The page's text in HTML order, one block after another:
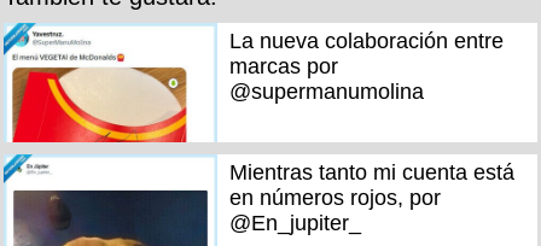
La nueva colaboración entre
marcas por
@supermanumolina
Mientras tanto mi cuenta está
en números rojos, por
@En_jupiter_